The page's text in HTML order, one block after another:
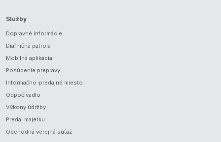
Služby
Dopravné informácie
Diaľničná patrola
Mobilná aplikácia
Posúdenie prepravy
Informačno-predajné miesto
Odpočívadlo
Výkony údržby
Predaj majetku
Obchodná verejná súťaž